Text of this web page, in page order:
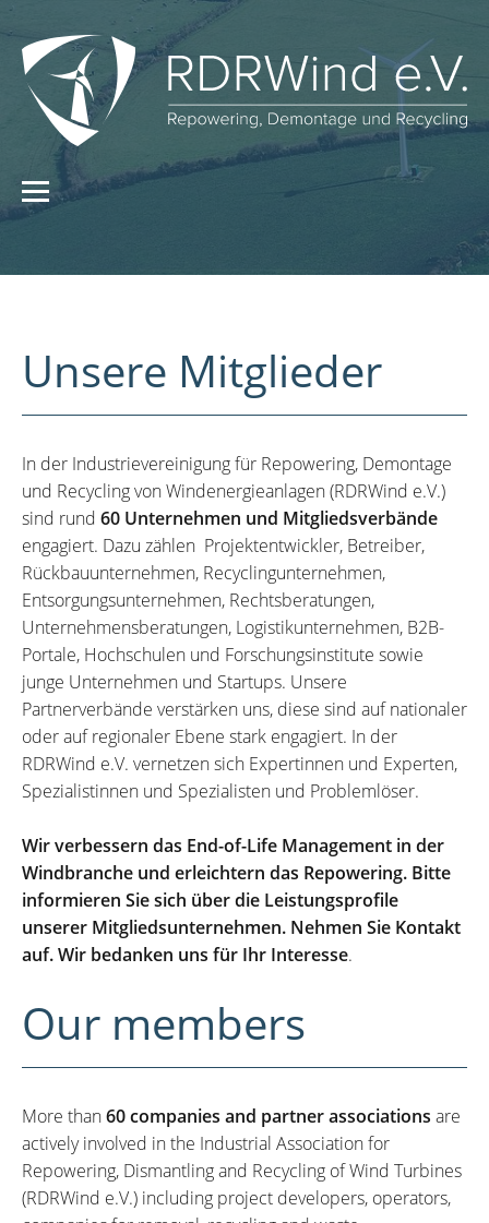
Unsere Mitglieder
In der Industrievereinigung für Repowering, Demontage
und Recycling von Windenergieanlagen (RDRWind e.V.)
sind rund 60 Unternehmen und Mitgliedsverbände
engagiert. Dazu zählen Projektentwickler, Betreiber,
Rückbauunternehmen, Recyclingunternehmen,
Entsorgungsunternehmen, Rechtsberatungen,
Unternehmensberatungen, Logistikunternehmen, B2B-
Portale, Hochschulen und Forschungsinstitute sowie
junge Unternehmen und Startups. Unsere
Partnerverbände verstärken uns, diese sind auf nationaler
oder auf regionaler Ebene stark engagiert. In der
RDRWind e.V. vernetzen sich Expertinnen und Experten,
Spezialistinnen und Spezialisten und Problemlöser.
Wir verbessern das End-of-Life Management in der
Windbranche und erleichtern das Repowering. Bitte
informieren Sie sich über die Leistungsprofile
unserer Mitgliedsunternehmen. Nehmen Sie Kontakt
auf. Wir bedanken uns für Ihr Interesse.
Our members
More than60 companies and partner associations are
actively involved in the Industrial Association for
Repowering, Dismantling and Recycling of Wind Turbines
(RDRWind e.V.) including project developers, operators,